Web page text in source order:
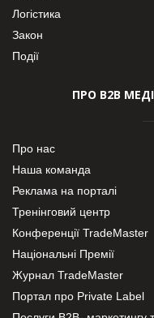
Логістика
Закон
Події
ПРО В2В
Про нас
Наша команда
Реклама на порталі
Тренінговий центр
Конференції TradeMaster
Національні Премії
Журнал TradeMaster
Портал про Private Label